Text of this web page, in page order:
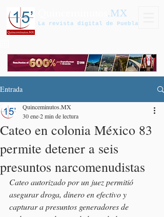
.MX
La revista digital de Puebla
Entrada
Cateo en colonia México 83
permite detener a seis
presuntos narcomenudistas
Quinceminutos.MX
30 ene2 min de lectura
Cateo autorizado por un juez permitió
asegurar droga, dinero en efectivo y
capturar a presuntos generadores de